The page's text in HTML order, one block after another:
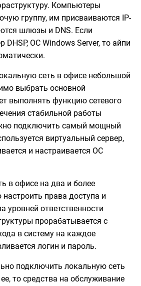
Компьютеры
группу, им присваиваются IP-
шлюзы и DNS. Если
DHSP, ОС Windows Server, то айпи
сеть в офисе небольшой
выбрать основной
выполнять функцию сетевого
стабильной работы
подключить самый мощный
виртуальный сервер,
и настраивается ОС
в офисе на два и более
права доступа и
уровней ответственности
прорабатывается с
в систему на каждое
логин и пароль.
подключить локальную сеть
то средства на обслуживание